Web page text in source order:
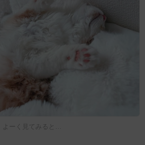
よーく見てみると…